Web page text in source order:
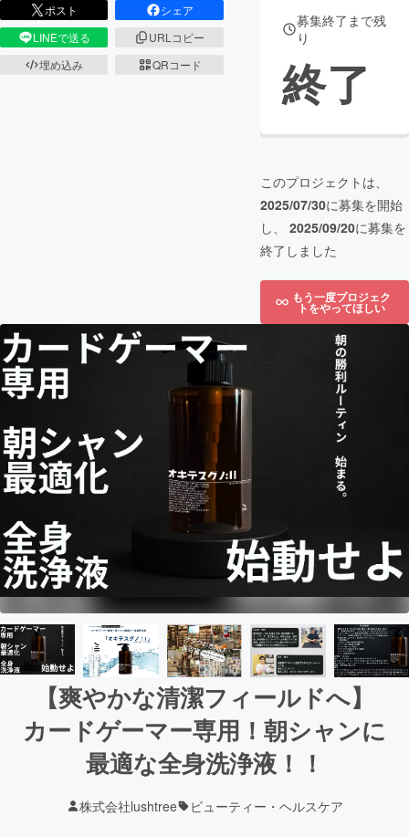
ポスト
シェア
LINEで送る
URLコピー
埋め込み
QRコード
募集終了まで残
り
終了
このプロジェクトは、
2025/07/30に募集を開始
し、 2025/09/20に募集を
終了しました
もう一度プロジェク
トをやってほしい
【爽やかな清潔フィールドへ】
カードゲーマー専用！朝シャンに
最適な全身洗浄液！！
株式会社lushtree ビューティー・ヘルスケア